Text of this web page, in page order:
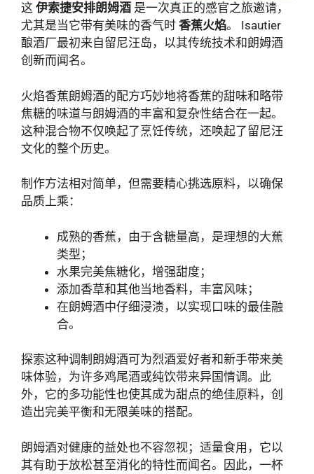
这 伊索捷安排朗姆酒 是一次真正的感官之旅邀请，
尤其是当它带有美味的香气时 香蕉火焰。 Isautier
酿酒厂最初来自留尼汪岛，以其传统技术和朗姆酒
创新而闻名。
火焰香蕉朗姆酒的配方巧妙地将香蕉的甜味和略带
焦糖的味道与朗姆酒的丰富和复杂性结合在一起。
这种混合物不仅唤起了烹饪传统，还唤起了留尼汪
文化的整个历史。
制作方法相对简单，但需要精心挑选原料，以确保
品质上乘：
成熟的香蕉，由于含糖量高，是理想的大蕉
类型；
水果完美焦糖化，增强甜度；
添加香草和其他当地香料，丰富风味；
在朗姆酒中仔细浸渍，以实现口味的最佳融
合。
探索这种调制朗姆酒可为烈酒爱好者和新手带来美
味体验，为许多鸡尾酒或纯饮带来异国情调。此
外，它的多功能性也使其成为甜点的绝佳原料，创
造出完美平衡和无限美味的搭配。
朗姆酒对健康的益处也不容忽视；适量食用，它以
其有助于放松甚至消化的特性而闻名。因此，一杯